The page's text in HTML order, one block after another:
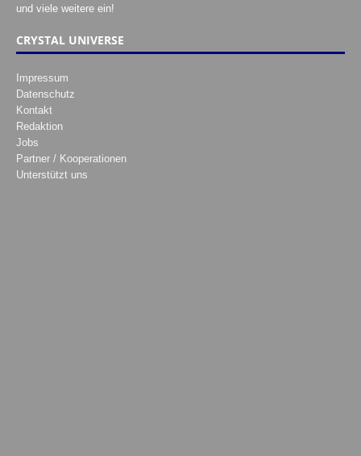
und viele weitere ein!
CRYSTAL UNIVERSE
Impressum
Datenschutz
Kontakt
Redaktion
Jobs
Partner / Kooperationen
Unterstützt uns